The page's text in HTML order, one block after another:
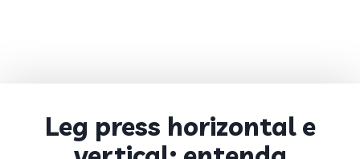
Leg press horizontal e